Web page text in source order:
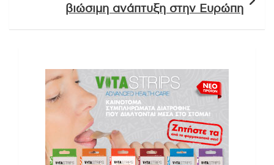
βιώσιμη ανάπτυξη στην Ευρώπη